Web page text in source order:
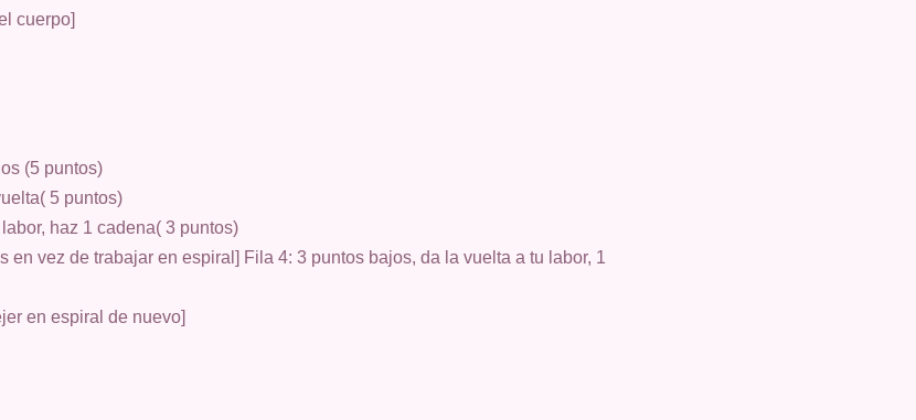
cuerpo]
(5 puntos)
5 puntos)
haz 1 cadena( 3 puntos)
en vez de trabajar en espiral] Fila 4: 3 puntos bajos, da la vuelta a tu labor, 1
en espiral de nuevo]